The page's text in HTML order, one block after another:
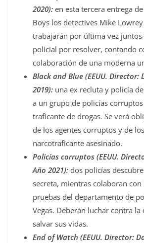
2020): en esta tercera entrega
Boys los detectives Mike
trabajarán por última vez juntos
policial por resolver, contando
colaboración de una moderna
Black and Blue (EEUU. Director:
2019): una ex recluta y policía
a un grupo de policías
traficante de drogas. Se verá
de los agentes corruptos y de
narcotraficante asesinado.
Policías corruptos (EEUU.
Año 2021): dos policías
secreta, mientras colaboran
pruebas del departamento de
Vegas. Deberán luchar contra la
salvar sus vidas.
End of Watch (EEUU. Director: